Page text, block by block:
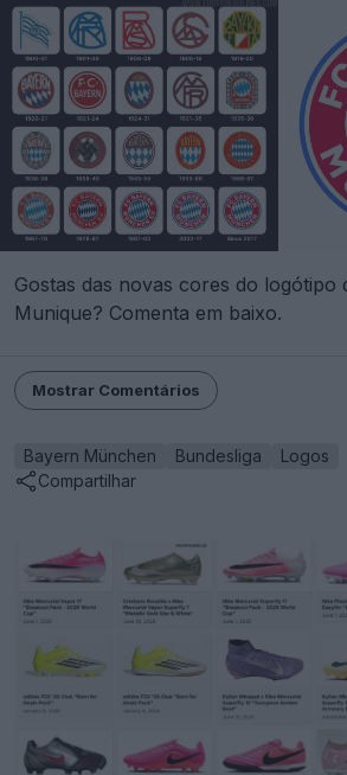
Gostas das novas cores do logótipo
Munique? Comenta em baixo.
Mostrar Comentários
Bayern München Bundesliga
Logos
Compartilhar